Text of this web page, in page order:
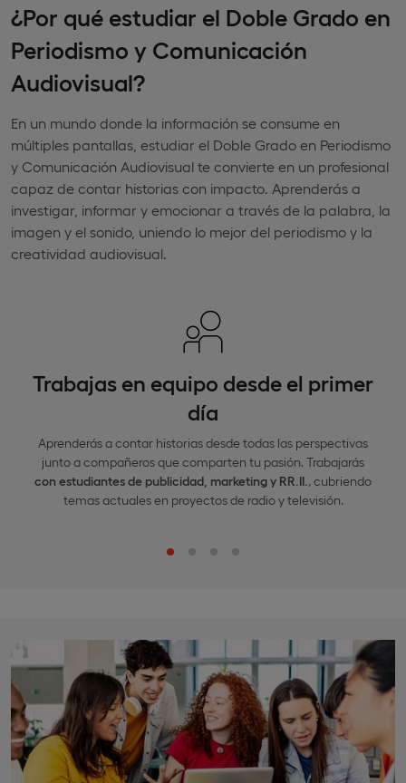
¿Por qué estudiar el Doble Grado en
Periodismo y Comunicación
Audiovisual?
En un mundo donde la información se consume en
múltiples pantallas, estudiar el Doble Grado en Periodismo
y Comunicación Audiovisual te convierte en un profesional
capaz de contar historias con impacto. Aprenderás a
investigar, informar y emocionar a través de la palabra, la
imagen y el sonido, uniendo lo mejor del periodismo y la
creatividad audiovisual.
Trabajas en equipo desde el primer
día
Aprenderás a contar historias desde todas las perspectivas
junto a compañeros que comparten tu pasión. Trabajarás
con estudiantes de publicidad, marketing y RR.II. , cubriendo
temas actuales en proyectos de radio y televisión.